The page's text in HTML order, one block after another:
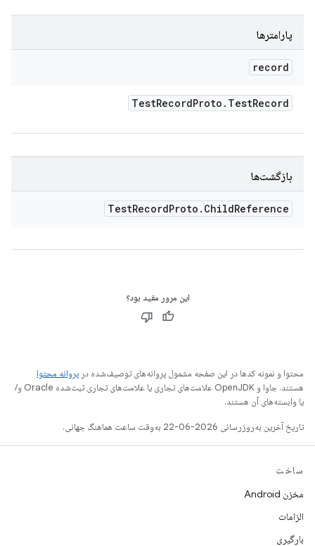
پارامترها
record
TestRecordProto . TestRecord
بازگشت‌ها
TestRecordProto . ChildReference
این مرور مفید بود؟
محتوا و نمونه کدها در این صفحه مشمول پروانه‌های توصیف‌شده در پروانه محتوا
هستند. جاوا و OpenJDK علامت‌های تجاری یا علامت‌های تجاری ثبت‌شده Oracle و/
یا وابسته‌های آن هستند.
تاریخ آخرین به‌روزرسانی 2026-06-22 به‌وقت ساعت هماهنگ جهانی.
ساخت
مخزن Android
الزامات
بارگیری